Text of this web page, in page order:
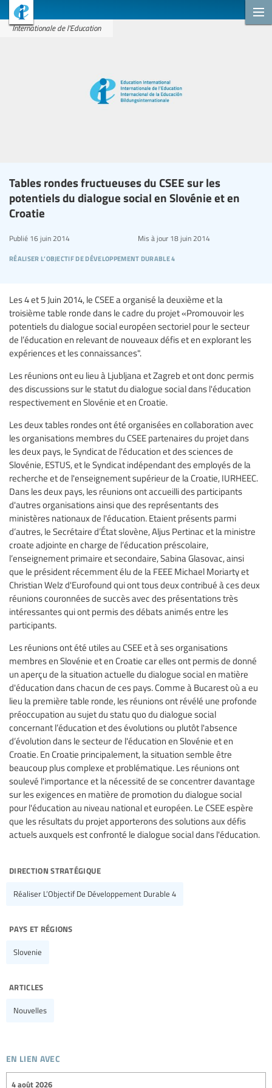
Internationale de l'Education
Tables rondes fructueuses du CSEE sur les
potentiels du dialogue social en Slovénie et en
Croatie
réaliser l’objectif de développement durable 4
Publié 16 juin 2014 Mis à jour18 juin 2014
Les 4 et 5 Juin 2014, le CSEE a organisé la deuxième et la
troisième table ronde dans le cadre du projet «Promouvoir les
potentiels du dialogue social européen sectoriel pour le secteur
de l’éducation en relevant de nouveaux défis et en explorant les
expériences et les connaissances".
Les réunions ont eu lieu à Ljubljana et Zagreb et ont donc permis
des discussions sur le statut du dialogue social dans l'éducation
respectivement en Slovénie et en Croatie.
Les deux tables rondes ont été organisées en collaboration avec
les organisations membres du CSEE partenaires du projet dans
les deux pays, le Syndicat de l'éducation et des sciences de
Slovénie, ESTUS, et le Syndicat indépendant des employés de la
recherche et de l'enseignement supérieur de la Croatie, IURHEEC.
Dans les deux pays, les réunions ont accueilli des participants
d'autres organisations ainsi que des représentants des
ministères nationaux de l'éducation. Etaient présents parmi
d’autres, le Secrétaire d’État slovène, Aljus Pertinac et la ministre
croate adjointe en charge de l’éducation préscolaire,
l’enseignement primaire et secondaire, Sabina Glasovac, ainsi
que le président récemment élu de la FEEE Michael Moriarty et
Christian Welz d'Eurofound qui ont tous deux contribué à ces deux
réunions couronnées de succès avec des présentations très
intéressantes qui ont permis des débats animés entre les
participants.
Les réunions ont été utiles au CSEE et à ses organisations
membres en Slovénie et en Croatie car elles ont permis de donné
un aperçu de la situation actuelle du dialogue social en matière
d'éducation dans chacun de ces pays. Comme à Bucarest où a eu
lieu la première table ronde, les réunions ont révélé une profonde
préoccupation au sujet du statu quo du dialogue social
concernant l’éducation et des évolutions ou plutôt l'absence
d’évolution dans le secteur de l'éducation en Slovénie et en
Croatie. En Croatie principalement, la situation semble être
beaucoup plus complexe et problématique. Les réunions ont
soulevé l'importance et la nécessité de se concentrer davantage
sur les exigences en matière de promotion du dialogue social
pour l'éducation au niveau national et européen. Le CSEE espère
que les résultats du projet apporterons des solutions aux défis
actuels auxquels est confronté le dialogue social dans l'éducation.
direction stratégique
Réaliser L’Objectif De Développement Durable 4
pays et régions
Slovenie
articles
Nouvelles
en lien avec
4 août 2026